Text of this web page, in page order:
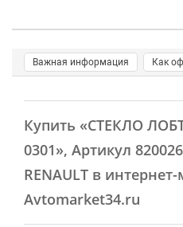
Важная информация Как
Купить «СТЕКЛО
0301», Артикул
RENAULT в
Avtomarket34.ru